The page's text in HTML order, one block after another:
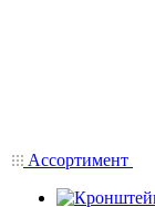
Ассортимент